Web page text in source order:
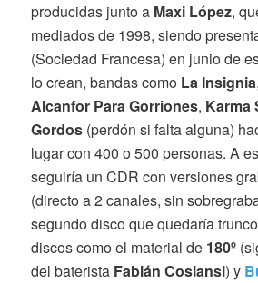
producidas junto a Maxi López,
mediados de 1998, siendo
(Sociedad Francesa) en junio de
lo crean, bandas como La Insignia,
Alcanfor Para Gorriones, Karma
Gordos(perdón si falta alguna)
lugar con 400 o 500 personas. A
seguiría un CDR con versiones
(directo a 2 canales, sin
segundo disco que quedaría
discos como el material de 180º
del baterista Fabián Cosiansi) y